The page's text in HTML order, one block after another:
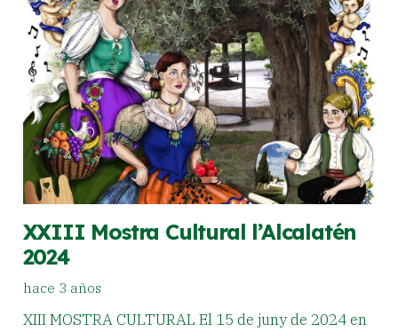
XXIII Mostra Cultural l’Alcalatén
2024
hace 3 años
XIII MOSTRA CULTURAL El 15 de juny de 2024 en